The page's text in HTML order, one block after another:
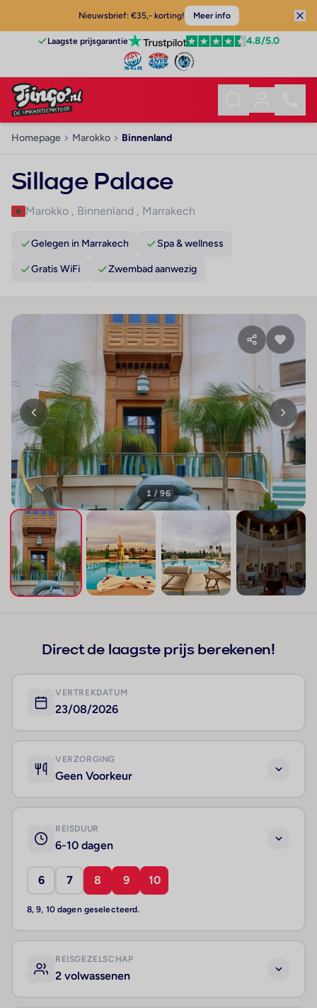
Nieuwsbrief: €35,- korting! Meer info
Laagste prijsgarantie 4.8/5.0
Homepage Marokko Binnenland
Sillage Palace
Marokko , Binnenland , Marrakech
Gelegen in Marrakech Spa & wellness
Gratis WiFi Zwembad aanwezig
1 / 96
Direct de laagste prijs berekenen!
VERTREKDATUM
23/08/2026
VERZORGING
Geen Voorkeur
REISDUUR
6-10 dagen
6 7 8 9 10
8, 9, 10 dagen geselecteerd.
REISGEZELSCHAP
2 volwassenen